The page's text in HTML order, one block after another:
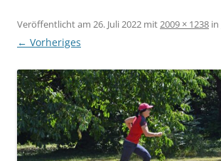
Veröffentlicht am 26. Juli 2022 mit2009 × 1238 in
← Vorheriges